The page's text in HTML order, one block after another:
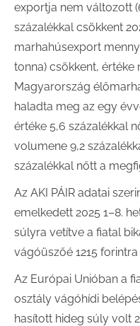
exportja nem változott
százalékkal csökkent
marhahúsexport
tonna) csökkent,
Magyarország
haladta meg az egy
értéke 5,6 százalékkal
volumene 9,2
százalékkal nőtt a
Az AKI PÁIR adatai
emelkedett 2025 1–8.
súlyra vetítve a fiatal
vágóüszőé 1215
Az Európai Unióban a
osztály vágóhídi
hasított hideg súly volt